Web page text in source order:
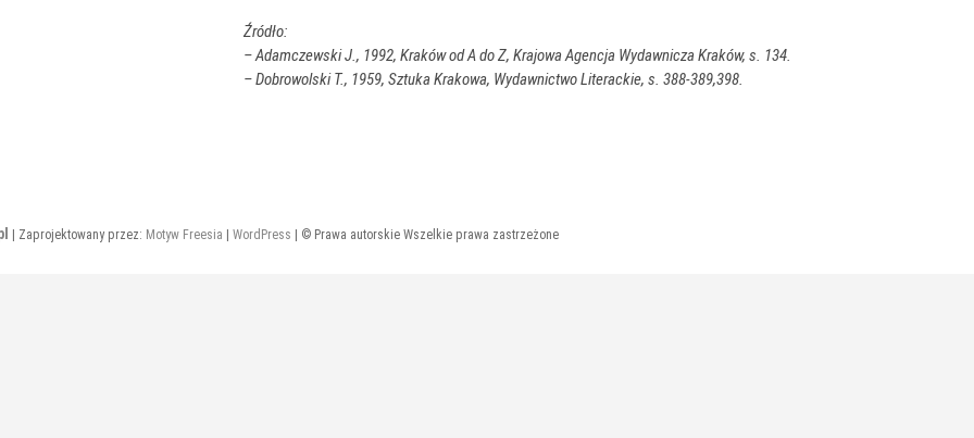
Źródło:
– Adamczewski J., 1992, Kraków od A do Z, Krajowa Agencja Wydawnicza Kraków, s. 134.
– Dobrowolski T., 1959, Sztuka Krakowa, Wydawnictwo Literackie, s. 388-389,398.
| Zaprojektowany przez: Motyw Freesia WordPress | © Prawa autorskie Wszelkie prawa zastrzeżone